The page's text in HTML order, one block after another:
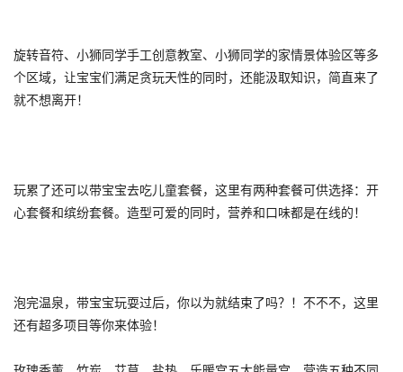
旋转音符、小狮同学手工创意教室、小狮同学的家情景体验区等多
个区域，让宝宝们满足贪玩天性的同时，还能汲取知识，简直来了
就不想离开！
玩累了还可以带宝宝去吃儿童套餐，这里有两种套餐可供选择：开
心套餐和缤纷套餐。造型可爱的同时，营养和口味都是在线的！
泡完温泉，带宝宝玩耍过后，你以为就结束了吗？！不不不，这里
还有超多项目等你来体验！